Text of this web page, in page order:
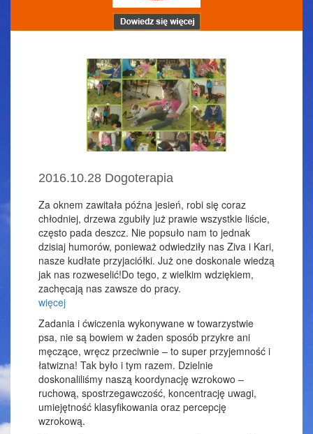
2016.10.28 Dogoterapia
Za oknem zawitała późna jesień, robi się coraz
chłodniej, drzewa zgubiły już prawie wszystkie liście,
często pada deszcz. Nie popsuło nam to jednak
dzisiaj humorów, ponieważ odwiedziły nas Ziva i Kari,
nasze kudłate przyjaciółki. Już one doskonale wiedzą
jak nas rozweselić!Do tego, z wielkim wdziękiem,
zachęcają nas zawsze do pracy.
więcej
Zadania i ćwiczenia wykonywane w towarzystwie
psa, nie są bowiem w żaden sposób przykre ani
męczące, wręcz przeciwnie – to super przyjemność i
łatwizna! Tak było i tym razem. Dzielnie
doskonaliliśmy naszą koordynację wzrokowo –
ruchową, spostrzegawczość, koncentrację uwagi,
umiejętność klasyfikowania oraz percepcję
wzrokową.